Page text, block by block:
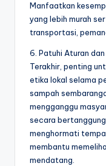
Manfaatkan
yang lebih murah
transportasi,
6. Patuhi Aturan
Terakhir, penting
etika lokal selama
sampah
mengganggu
secara
menghormati
membantu
mendatang.